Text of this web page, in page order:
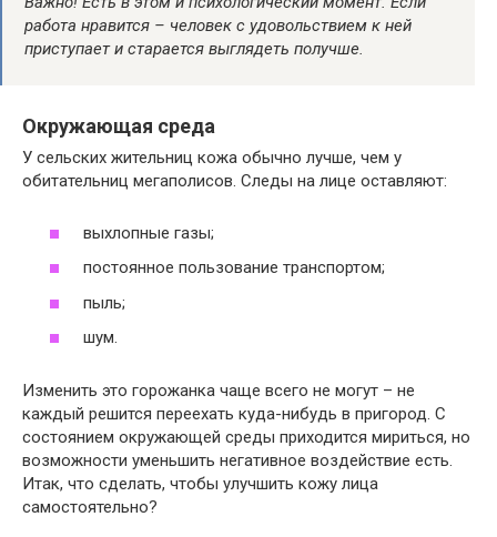
работа нравится – человек с удовольствием к ней
приступает и старается выглядеть получше.
Окружающая среда
У сельских жительниц кожа обычно лучше, чем у
обитательниц мегаполисов. Следы на лице оставляют:
выхлопные газы;
постоянное пользование транспортом;
пыль;
шум.
Изменить это горожанка чаще всего не могут – не
каждый решится переехать куда-нибудь в пригород. С
состоянием окружающей среды приходится мириться, но
возможности уменьшить негативное воздействие есть.
Итак, что сделать, чтобы улучшить кожу лица
самостоятельно?